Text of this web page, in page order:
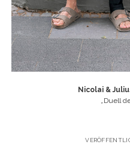
Nicolai &
„Duell